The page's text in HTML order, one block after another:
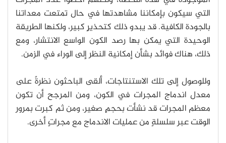
التي سيكون بإمكاننا مشاهدتها في حال تمتعت معداتنا
بالجودة الكافية.قد يبدو ذلك كتحذيرٍ كبير، ولكنها الطريقة
الوحيدة التي يمكن بها رصد الكون الواسع الانتشار، ومع
ذلك، هناك فوائد بشأن إمكانية النظر إلى الوراء في الزمن.
وللوصول إلى تلك الاستنتاجات، ألقى الباحثون نظرةً على
معدل اندماج المجرات في الكون، ومن المرجح أن تكون
معظم المجرات قد نشأت بحجمٍ صغير، ومن ثم كبرت بمرور
الوقت عبر سلسلةٍ من عمليات الاندماج مع مجراتٍ أخرى.